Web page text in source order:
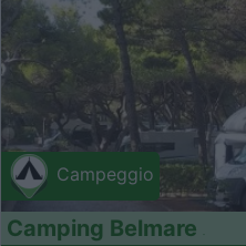
Campeggio
Camping Belmare